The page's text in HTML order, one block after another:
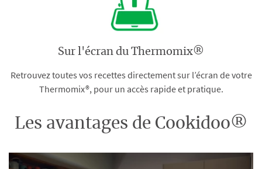
Sur l'écran du Thermomix®
Retrouvez toutes vos recettes directement sur l’écran de votre
Thermomix®, pour un accès rapide et pratique.
Les avantages de Cookidoo®